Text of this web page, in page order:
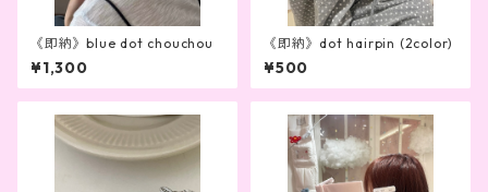
《即納》blue dot chouchou
¥1,300
《即納》dot hairpin (2color)
¥500